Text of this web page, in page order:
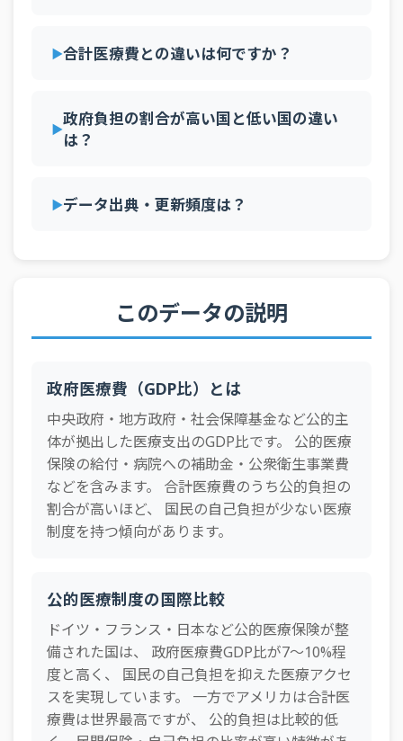
6.4% 7.8% 6.0%
2001年
6.3%
合計医療費との違いは何ですか？
政府負担の割合が高い国と低い国の違い
は？
データ出典・更新頻度は？
このデータの説明
政府医療費（GDP比）とは
中央政府・地方政府・社会保障基金など公的主
体が拠出した医療支出のGDP比です。 公的医療
保険の給付・病院への補助金・公衆衛生事業費
などを含みます。 合計医療費のうち公的負担の
割合が高いほど、 国民の自己負担が少ない医療
制度を持つ傾向があります。
公的医療制度の国際比較
ドイツ・フランス・日本など公的医療保険が整
備された国は、 政府医療費GDP比が7〜10%程
度と高く、 国民の自己負担を抑えた医療アクセ
スを実現しています。 一方でアメリカは合計医
療費は世界最高ですが、 公的負担は比較的低